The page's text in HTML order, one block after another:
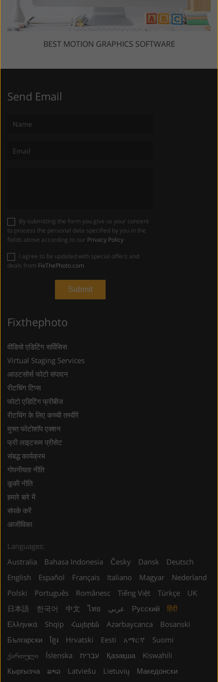
BEST MOTION GRAPHICS SOFTWARE
Send Email
to process the personal data specified by you in the
fields above according to our Privacy Policy
deals from FixThePhoto.com
Fixthephoto
वीडियो एडिटिंग सर्विसिस
Virtual Staging Services
आउटसोर्स फोटो संपादन
रीटचिंग टिप्स
फोटो एडिटिंग फ्रीबीज
रीटचिंग के लिए कच्ची तस्वीरें
मुफ्त फोटोशॉप एक्शन
फ्री लाइटरूम प्रीसेट
संबद्ध कार्यक्रम
गोपनीयता नीति
कूकी नीति
हमारे बारे में
संपर्क करें
आजीविका
Languages:
Australia
Bahasa Indonesia Česky Dansk
Deutsch
English
Español Français Italiano Magyar
Nederland
Polski
Português Românesc Tiếng Việt Türkçe
UK
日本語
한국어 中文 ไทย عربي Русский
हिंदी
Ελληνικά
Shqip Հայերեն Azərbaycanca
Bosanski
Български
ខ្មែរ Hrvatski Eesti አማርኛ
Suomi
ქართული
Íslenska עברית Қазақша
Kiswahili
Кыргызча
ລາວ Latviešu Lietuvių
Македонски